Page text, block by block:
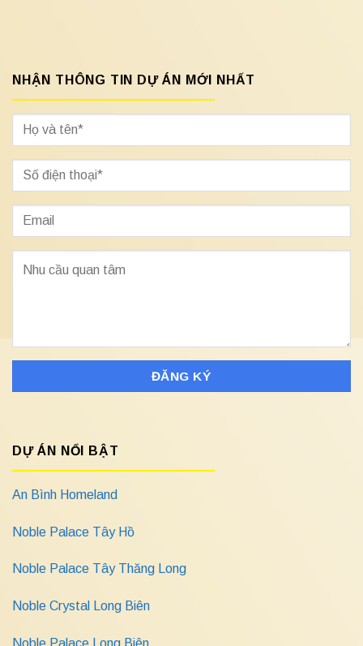
NHẬN THÔNG TIN DỰ ÁN MỚI NHẤT
DỰ ÁN NỔI BẬT
An Bình Homeland
Noble Palace Tây Hồ
Noble Palace Tây Thăng Long
Noble Crystal Long Biên
Noble Palace Long Biên